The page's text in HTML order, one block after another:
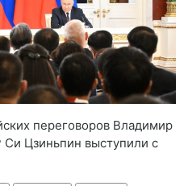
переговоров Владимир
Цзиньпин выступили с